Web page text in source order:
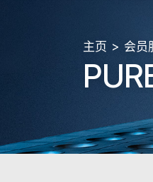
主页 会员